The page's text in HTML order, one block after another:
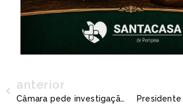
anterior
Câmara pede investigação sobre incêndios e exige punição para responsáveis